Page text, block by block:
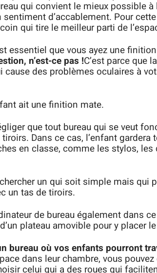
qui convient le mieux possible
d’accablement. Pour
qui tire le meilleur parti de
essentiel que vous ayez une
n’est-ce pas !C’est parce que
cause des problèmes oculaires à
ait une finition mate.
que tout bureau qui se veut
Dans ce cas, l’enfant gardera
en classe, comme les stylos, les
un qui soit simple mais qui
un tas de tiroirs.
de bureau également dans
plateau amovible pour y placer
bureau où vos enfants pourront
dans leur chambre, vous
celui qui a des roues qui